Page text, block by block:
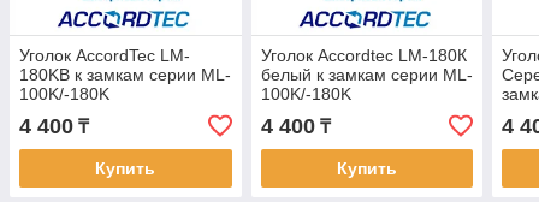
Уголок AccordTec LM-
180KB к замкам серии ML-
100K/-180K
4 400 ₸
Купить
Уголок Accordtec LM-180К
белый к замкам серии ML-
100K/-180K
4 400₸
Купить
4